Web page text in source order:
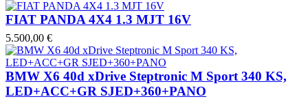
FIAT PANDA 4X4 1.3 MJT 16V
5.500,00 €
BMW X6 40d xDrive Steptronic M Sport 340 KS,
LED+ACC+GR SJED+360+PANO